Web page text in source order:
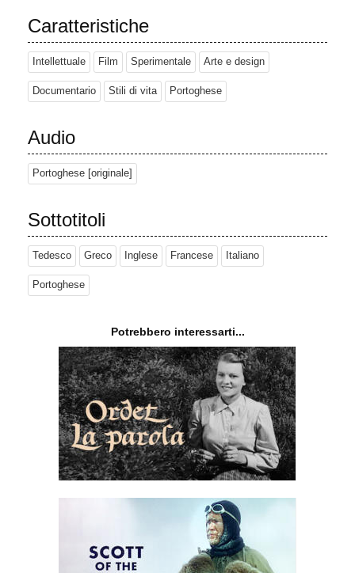
Caratteristiche
Intellettuale Film Sperimentale Arte e design
Documentario Stili di vita Portoghese
Audio
Portoghese [originale]
Sottotitoli
Tedesco Greco Inglese Francese Italiano
Portoghese
Potrebbero interessarti...